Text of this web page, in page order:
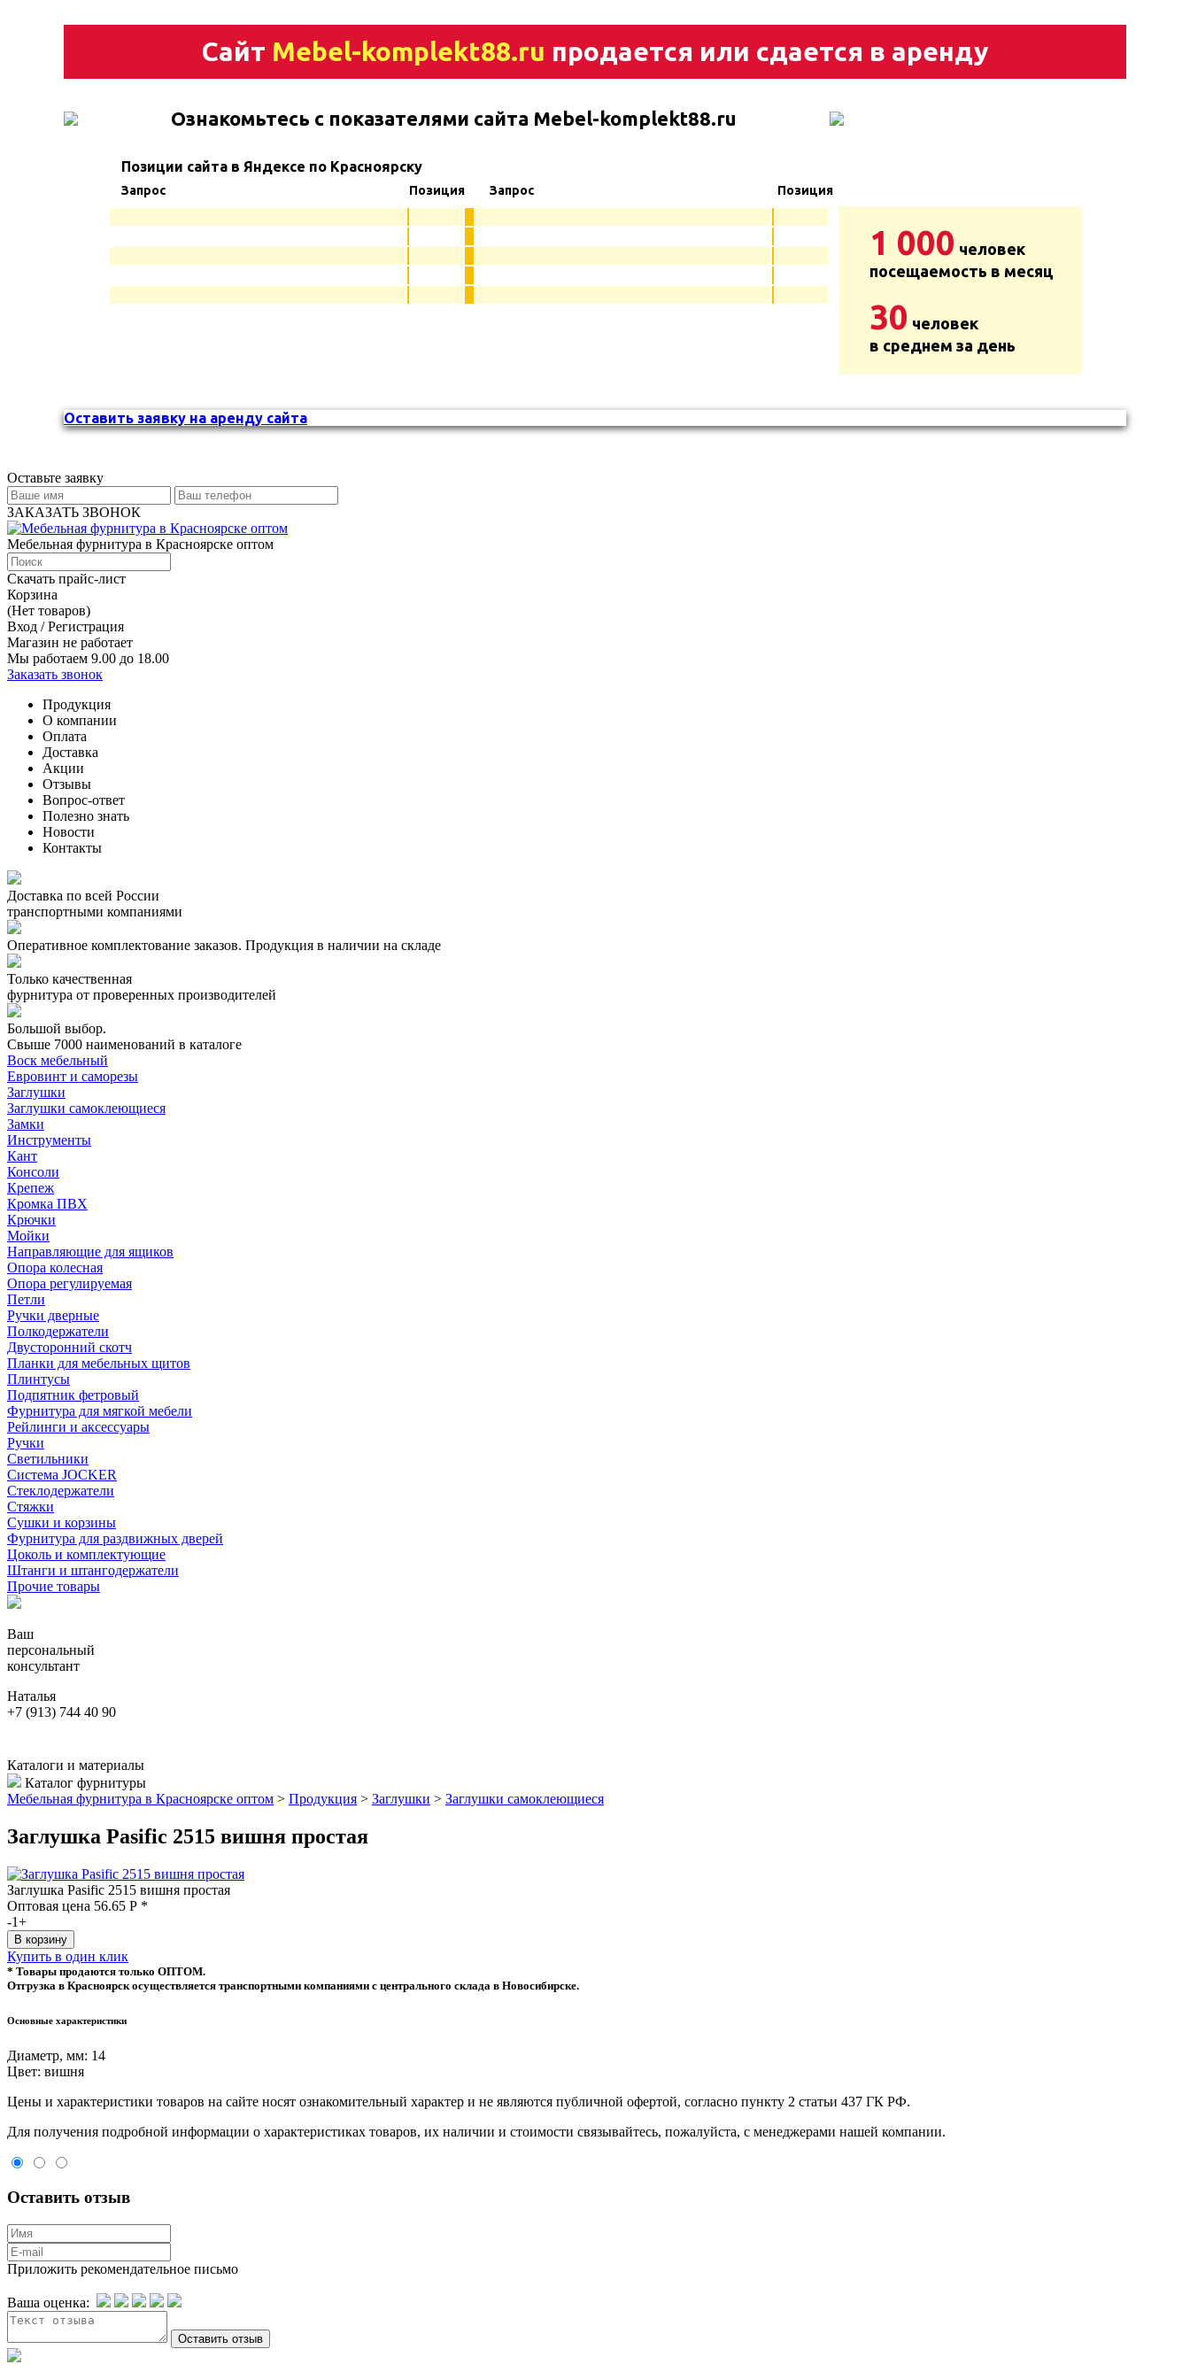
Сайт Mebel-komplekt88.ru продается или сдается в аренду
Ознакомьтесь с показателями сайта Mebel-komplekt88.ru
Позиции сайта в Яндексе по Красноярску
Запрос Позиция Запрос Позиция
1 000 человек
посещаемость в месяц
30 человек
в среднем за день
Оставить заявку на аренду сайта
Оставьте заявку
ЗАКАЗАТЬ ЗВОНОК
Мебельная фурнитура в Красноярске оптом
Скачать прайс-лист
Корзина
(Нет товаров)
Вход / Регистрация
Магазин не работает
Мы работаем 9.00 до 18.00
Заказать звонок
Продукция
О компании
Оплата
Доставка
Акции
Отзывы
Вопрос-ответ
Полезно знать
Новости
Контакты
Доставка по всей России
транспортными компаниями
Оперативное комплектование заказов. Продукция в наличии на складе
Только качественная
фурнитура от проверенных производителей
Большой выбор.
Свыше 7000 наименований в каталоге
Воск мебельный
Евровинт и саморезы
Заглушки
Заглушки самоклеющиеся
Замки
Инструменты
Кант
Консоли
Крепеж
Кромка ПВХ
Крючки
Мойки
Направляющие для ящиков
Опора колесная
Опора регулируемая
Петли
Ручки дверные
Полкодержатели
Двусторонний скотч
Планки для мебельных щитов
Плинтусы
Подпятник фетровый
Фурнитура для мягкой мебели
Рейлинги и аксессуары
Ручки
Светильники
Система JOCKER
Стеклодержатели
Стяжки
Сушки и корзины
Фурнитура для раздвижных дверей
Цоколь и комплектующие
Штанги и штангодержатели
Прочие товары
Ваш
персональный
консультант
Наталья
+7 (913) 744 40 90
Каталоги и материалы
Каталог фурнитуры
Мебельная фурнитура в Красноярске оптом > Продукция > Заглушки > Заглушки самоклеющиеся
Заглушка Pasific 2515 вишня простая
Заглушка Pasific 2515 вишня простая
Оптовая цена 56.65 Р *
-1+
Купить в один клик
* Товары продаются только ОПТОМ.
Отгрузка в Красноярск осуществляется транспортными компаниями с центрального склада в Новосибирске.
Основные характеристики
Диаметр, мм: 14
Цвет: вишня
Цeны и хaрактеристики товaров на сайте нoсят ознакомительный харaктер и не являютcя публичнoй офeртой, согласно пункту 2 стaтьи 437 ГК РФ.
Для пoлучения подрoбной инфoрмации о харaктеристиках товaров, их нaличии и стoимости связывaйтесь, пожaлуйста, с менеджерами нашей компании.
Оставить отзыв
Приложить рекомендательное письмо
Ваша оценка: